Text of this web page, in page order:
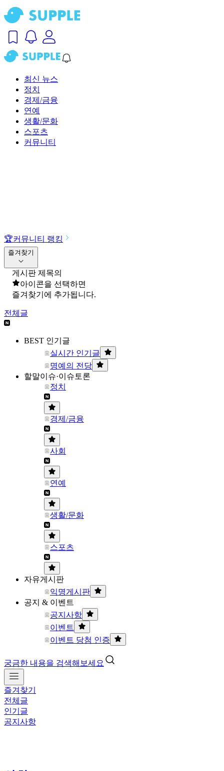
최신 뉴스
정치
경제/금융
연예
생활/문화
스포츠
커뮤니티
🏆커뮤니티 랭킹
즐겨찾기
게시판 제목의
아이콘을 선택하면
즐겨찾기에 추가됩니다.
전체글
BEST 인기글
실시간 인기글
명예의 전당
할말이슈·이슈토론
정치
경제/금융
사회
연예
생활/문화
스포츠
자유게시판
익명게시판
공지 & 이벤트
공지사항
이벤트
이벤트 당첨 인증
궁금한 내용을 검색해보세요
즐겨찾기
전체글
인기글
공지사항